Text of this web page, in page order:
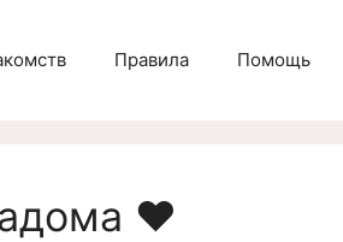
Правила Помощь
❤️